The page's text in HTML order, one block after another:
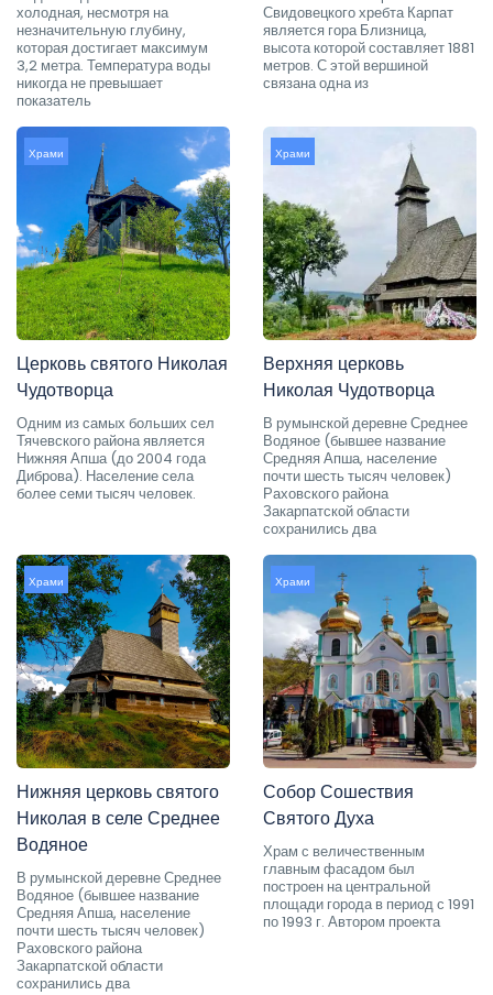
холодная, несмотря на
незначительную глубину,
которая достигает максимум
3,2 метра. Температура воды
никогда не превышает
показатель
Свидовецкого хребта Карпат
является гора Близница,
высота которой составляет 1881
метров. С этой вершиной
связана одна из
Храми
Церковь святого Николая
Чудотворца
Одним из самых больших сел
Тячевского района является
Нижняя Апша (до 2004 года
Диброва). Население села
более семи тысяч человек.
Храми
Верхняя церковь
Николая Чудотворца
В румынской деревне Среднее
Водяное (бывшее название
Средняя Апша, население
почти шесть тысяч человек)
Раховского района
Закарпатской области
сохранились два
Храми
Нижняя церковь святого
Николая в селе Среднее
Водяное
В румынской деревне Среднее
Водяное (бывшее название
Средняя Апша, население
почти шесть тысяч человек)
Раховского района
Закарпатской области
сохранились два
Храми
Собор Сошествия
Святого Духа
Храм с величественным
главным фасадом был
построен на центральной
площади города в период с 1991
по 1993 г. Автором проекта